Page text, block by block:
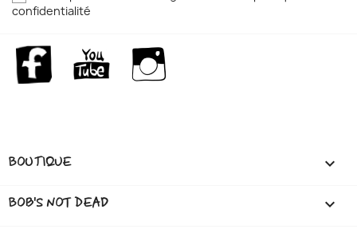
confidentialité
Facebook YouTube
BOUTIQUE 
BOB'S NOT DEAD 